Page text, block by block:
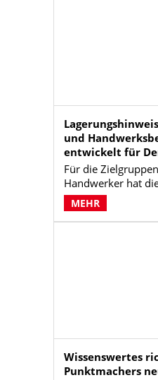
und
entwickelt für
Für die
Handwerker hat
Punktmacher im
dichte Bau
Polymerbitumen-
MEHR
Wissenswertes
Punktmachers